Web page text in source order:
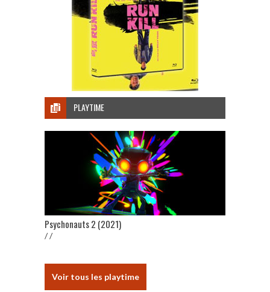
PLAYTIME
Psychonauts 2 (2021)
/ /
Voir tous les playtime